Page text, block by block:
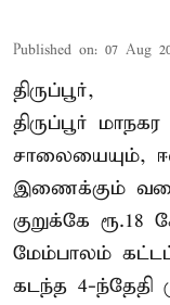
Published on: 07 Aug
திருப்பூர்,
திருப்பூர்
சாலையையும்,
இணைக்கும்
குறுக்கே ரூ.18
மேம்பாலம்
கடந்த 4-